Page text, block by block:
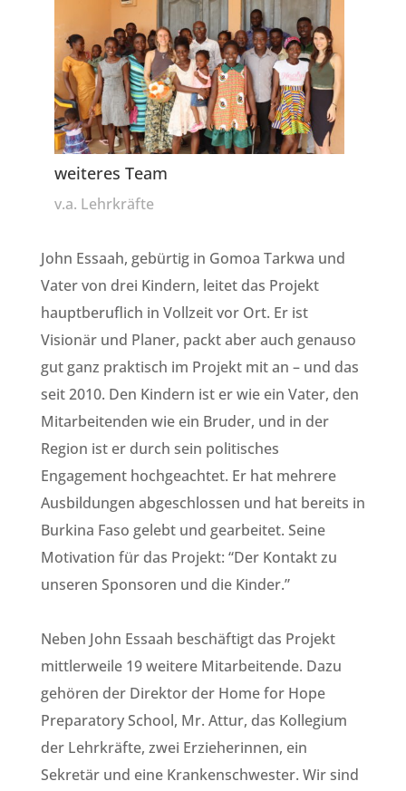
weiteres Team
v.a. Lehrkräfte
John Essaah, gebürtig in Gomoa Tarkwa und
Vater von drei Kindern, leitet das Projekt
hauptberuflich in Vollzeit vor Ort. Er ist
Visionär und Planer, packt aber auch genauso
gut ganz praktisch im Projekt mit an – und das
seit 2010. Den Kindern ist er wie ein Vater, den
Mitarbeitenden wie ein Bruder, und in der
Region ist er durch sein politisches
Engagement hochgeachtet. Er hat mehrere
Ausbildungen abgeschlossen und hat bereits in
Burkina Faso gelebt und gearbeitet. Seine
Motivation für das Projekt: “Der Kontakt zu
unseren Sponsoren und die Kinder.”
Neben John Essaah beschäftigt das Projekt
mittlerweile 19 weitere Mitarbeitende. Dazu
gehören der Direktor der Home for Hope
Preparatory School, Mr. Attur, das Kollegium
der Lehrkräfte, zwei Erzieherinnen, ein
Sekretär und eine Krankenschwester. Wir sind